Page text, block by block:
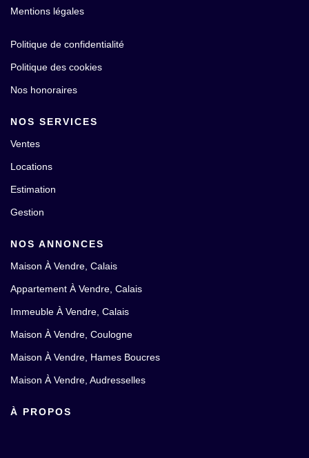
Mentions légales
Politique de confidentialité
Politique des cookies
Nos honoraires
NOS SERVICES
Ventes
Locations
Estimation
Gestion
NOS ANNONCES
Maison À Vendre, Calais
Appartement À Vendre, Calais
Immeuble À Vendre, Calais
Maison À Vendre, Coulogne
Maison À Vendre, Hames Boucres
Maison À Vendre, Audresselles
À PROPOS